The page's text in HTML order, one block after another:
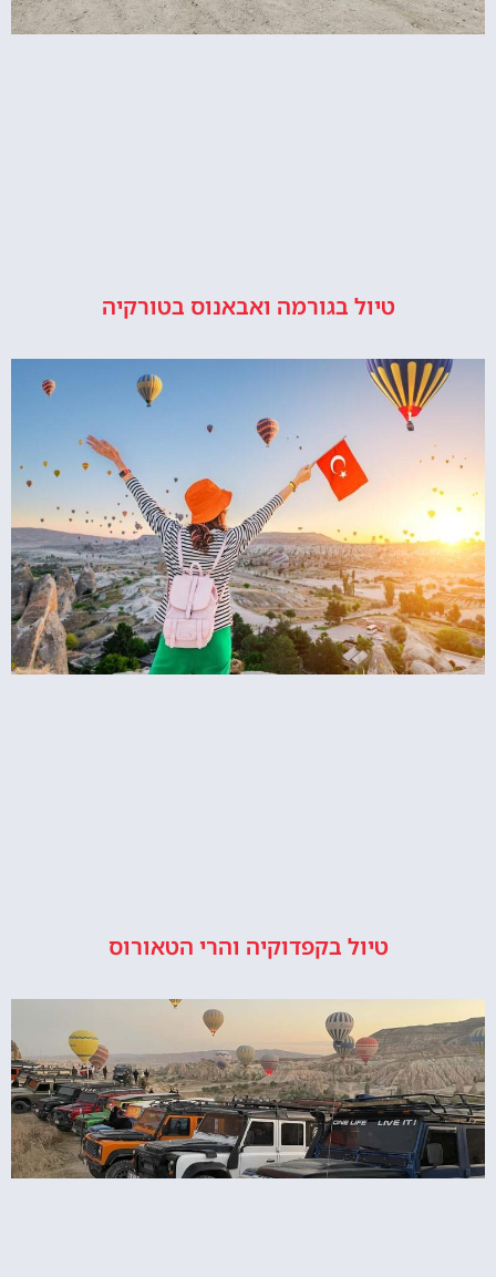
טיול בגורמה ואבאנוס בטורקיה
טיול בקפדוקיה והרי הטאורוס